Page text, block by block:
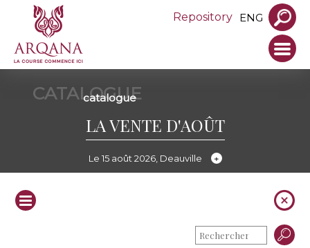
Repository ENG
CATALOGUE
catalogue
LA VENTE D'AOÛT
Le 15 août 2026, Deauville